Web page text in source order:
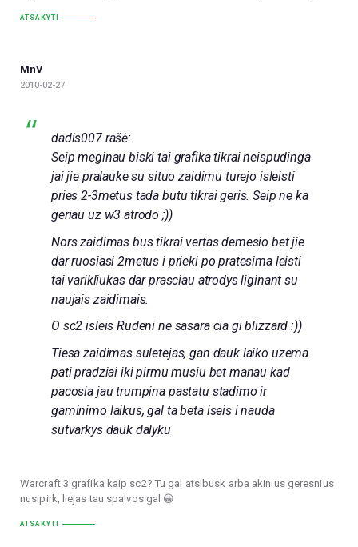
ATSAKYTI
MnV
2010-02-27
dadis007 rašė:
Seip meginau biski tai grafika tikrai neispudinga
jai jie pralauke su situo zaidimu turejo isleisti
pries 2-3metus tada butu tikrai geris. Seip ne ka
geriau uz w3 atrodo ;))
Nors zaidimas bus tikrai vertas demesio bet jie
dar ruosiasi 2metus i prieki po pratesima leisti
tai varikliukas dar prasciau atrodys liginant su
naujais zaidimais.
O sc2 isleis Rudeni ne sasara cia gi blizzard :))
Tiesa zaidimas suletejas, gan dauk laiko uzema
pati pradziai iki pirmu musiu bet manau kad
pacosia jau trumpina pastatu stadimo ir
gaminimo laikus, gal ta beta iseis i nauda
sutvarkys dauk dalyku
Warcraft 3 grafika kaip sc2? Tu gal atsibusk arba akinius geresnius
nusipirk, liejas tau spalvos gal 😀
ATSAKYTI